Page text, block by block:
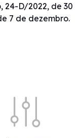
24-D/2022, de 30
7 de dezembro.